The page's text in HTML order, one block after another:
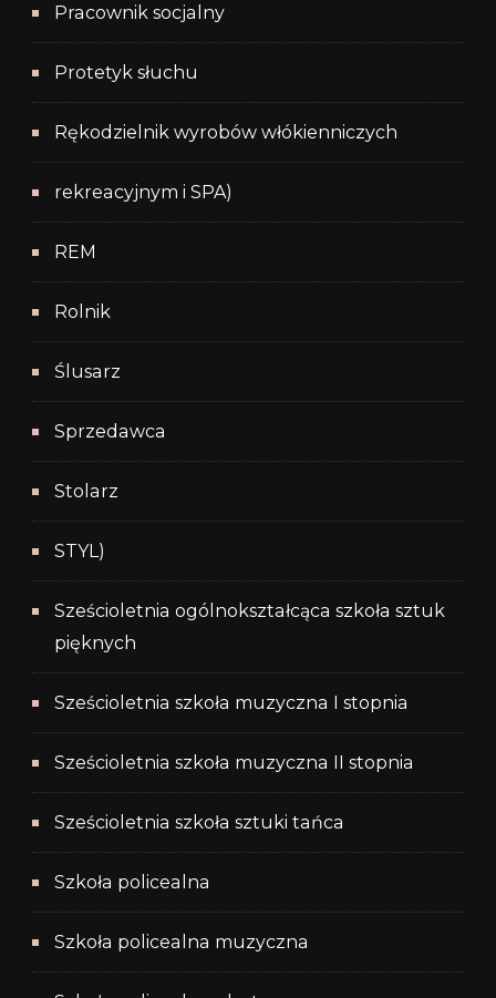
Pracownik socjalny
Protetyk słuchu
Rękodzielnik wyrobów włókienniczych
rekreacyjnym i SPA)
REM
Rolnik
Ślusarz
Sprzedawca
Stolarz
STYL)
Sześcioletnia ogólnokształcąca szkoła sztuk
pięknych
Sześcioletnia szkoła muzyczna I stopnia
Sześcioletnia szkoła muzyczna II stopnia
Sześcioletnia szkoła sztuki tańca
Szkoła policealna
Szkoła policealna muzyczna